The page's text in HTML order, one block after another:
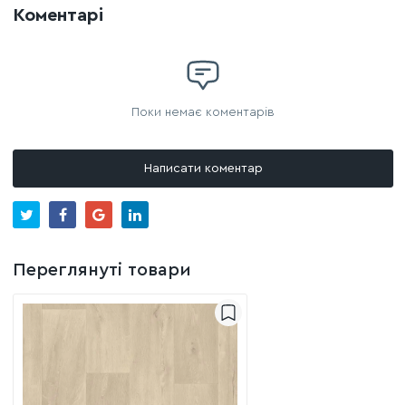
Коментарі
Поки немає коментарів
Написати коментар
Переглянуті товари